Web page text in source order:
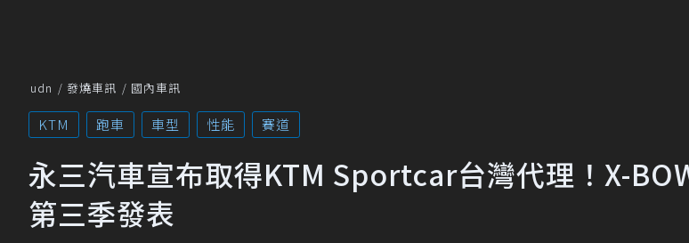
udn 發燒車訊 國內車訊
KTM 跑車 車型 性能 賽道
永三汽車宣布取得KTM Sportcar台灣代理！X-
第三季發表